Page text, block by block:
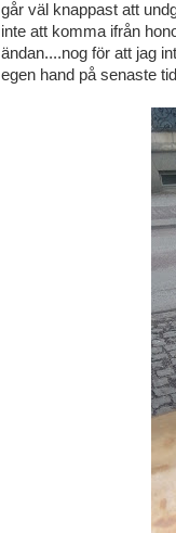
går väl knappast att
inte att komma ifrån
ändan....nog för att jag
egen hand på senaste